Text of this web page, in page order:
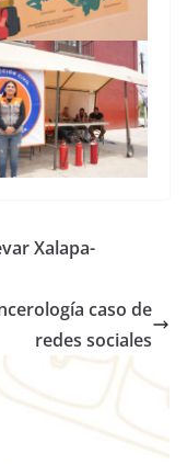
Xalapa-
caso de
redes sociales